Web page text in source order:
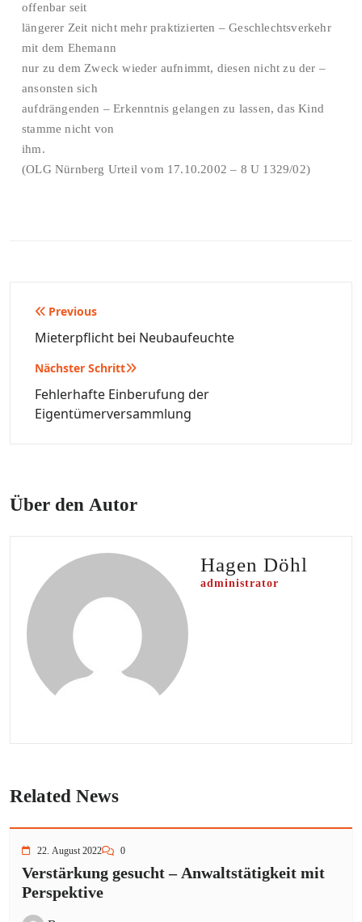
offenbar seit
längerer Zeit nicht mehr praktizierten – Geschlechtsverkehr
mit dem Ehemann
nur zu dem Zweck wieder aufnimmt, diesen nicht zu der –
ansonsten sich
aufdrängenden – Erkenntnis gelangen zu lassen, das Kind
stamme nicht von
ihm.
(OLG Nürnberg Urteil vom 17.10.2002 – 8 U 1329/02)
Beitragsnavigation
Previous
Mieterpflicht bei Neubaufeuchte
Nächster Schritt
Fehlerhafte Einberufung der
Eigentümerversammlung
Über den Autor
Hagen Döhl
administrator
Related News
22. August 2022 0
Verstärkung gesucht – Anwaltstätigkeit mit
Perspektive